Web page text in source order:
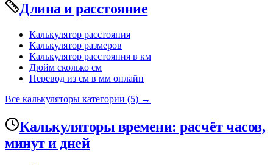
Длина и расстояние
Калькулятор расстояния
Калькулятор размеров
Калькулятор расстояния в км
Дюйм сколько см
Перевод из см в мм онлайн
Все калькуляторы категории (5) →
Калькуляторы времени: расчёт часов,
минут и дней